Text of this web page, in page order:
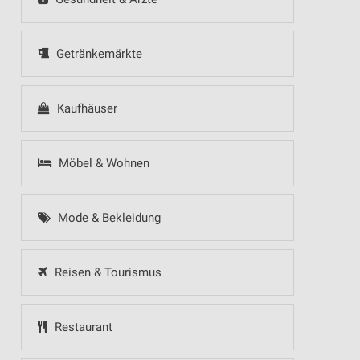
Getränkemärkte
Kaufhäuser
Möbel & Wohnen
Mode & Bekleidung
Reisen & Tourismus
Restaurant